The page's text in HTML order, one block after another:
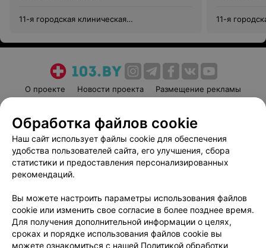
11-я городская клиническая
11-я
О проекте Новости проекта
Размещение рекламы
Пользовательское соглашение
Способы оплаты
Вакансии
Партнеры
Написать руководителю 103.by
Обработка персональных данных
Обработка файлов cookie
Наш сайт использует файлы cookie для обеспечения
удобства пользователей сайта, его улучшения, сбора
статистики и предоставления персонализированных
рекомендаций.
Вы можете настроить параметры использования файлов
cookie или изменить свое согласие в более позднее время.
Для получения дополнительной информации о целях,
сроках и порядке использования файлов cookie вы
можете ознакомиться с нашей Политикой обработки